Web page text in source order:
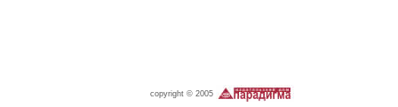
copyright © 2005